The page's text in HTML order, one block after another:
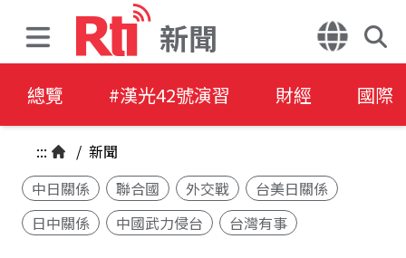
新聞
總覽 #漢光42號演習 財經 國際
::: / 新聞
中日關係
聯合國 外交戰
台美日關係
日中關係
中國武力侵台 台灣有事